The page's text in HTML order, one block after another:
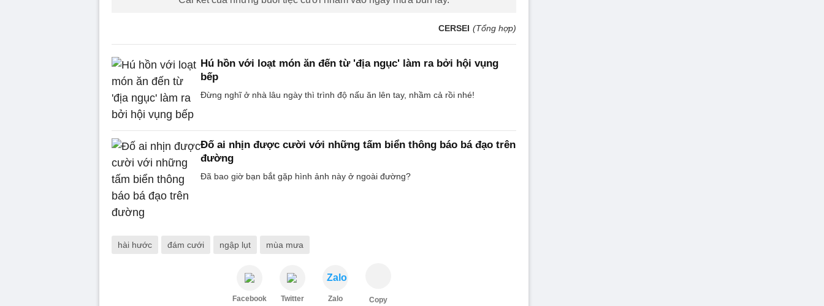
CERSEI (Tổng hợp)
Hú hồn với loạt món ăn đến từ 'địa ngục' làm ra bởi hội vụng
bếp
Đừng nghĩ ở nhà lâu ngày thì trình độ nấu ăn lên tay, nhầm cả rồi nhé!
Đố ai nhịn được cười với những tấm biển thông báo bá đạo trên
đường
Đã bao giờ bạn bắt gặp hình ảnh này ở ngoài đường?
hài hước đám cưới ngập lụt mùa mưa
Facebook Twitter
Zalo
Zalo Copy